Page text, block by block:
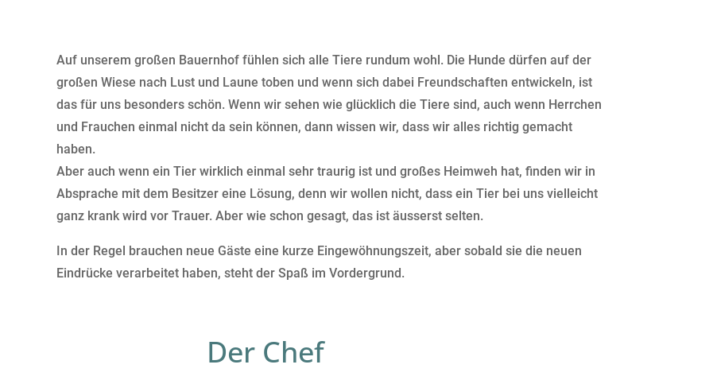
Auf unserem großen Bauernhof fühlen sich alle Tiere rundum wohl. Die Hunde dürfen auf der
großen Wiese nach Lust und Laune toben und wenn sich dabei Freundschaften entwickeln, ist
das für uns besonders schön. Wenn wir sehen wie glücklich die Tiere sind, auch wenn Herrchen
und Frauchen einmal nicht da sein können, dann wissen wir, dass wir alles richtig gemacht
haben.
Aber auch wenn ein Tier wirklich einmal sehr traurig ist und großes Heimweh hat, finden wir in
Absprache mit dem Besitzer eine Lösung, denn wir wollen nicht, dass ein Tier bei uns vielleicht
ganz krank wird vor Trauer. Aber wie schon gesagt, das ist äusserst selten.
In der Regel brauchen neue Gäste eine kurze Eingewöhnungszeit, aber sobald sie die neuen
Eindrücke verarbeitet haben, steht der Spaß im Vordergrund.
Der Chef